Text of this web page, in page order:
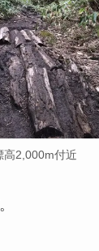
高2,000m付近